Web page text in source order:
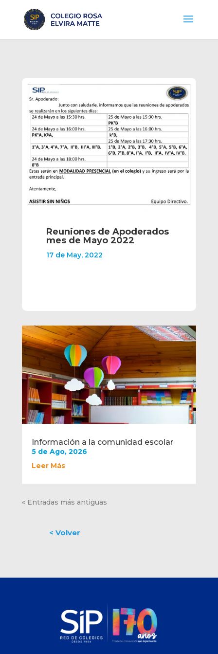
Información a la comunidad escolar
5 de Ago, 2026
Leer Más
« Entradas más antiguas
Reuniones de Apoderados
mes de Mayo 2022
17 de May, 2022